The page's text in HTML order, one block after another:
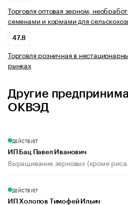
Торговля оптовая зерном,
семенами и кормами для
47.8
Торговля розничная в
рынках
Другие
ОКВЭД
ДЕЙСТВУЕТ
ИП Бац Павел Иванович
Выращивание зерновых (кроме
ДЕЙСТВУЕТ
ИП Холопов Тимофей Ильич